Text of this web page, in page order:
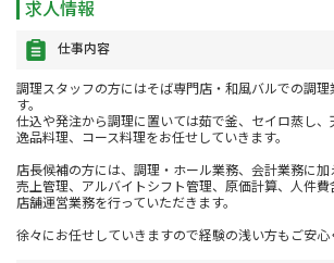
求人情報
仕事内容
調理スタッフの方にはそば専門店・和風バルでの調理
す。
仕込や発注から調理に置いては茹で釜、セイロ蒸し
逸品料理、コース料理をお任せしていきます。
店長候補の方には、調理・ホール業務、会計業務に加
売上管理、アルバイトシフト管理、原価計算、人件費
店舗運営業務を行っていただきます。
徐々にお任せしていきますので経験の浅い方もご安心